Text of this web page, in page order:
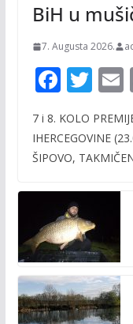
BiH u
7. Augusta 2026.
F
e
b
o
k
T
itt
er l
7 i 8. KOLO
IHERCEGOVINE
ŠIPOVO,